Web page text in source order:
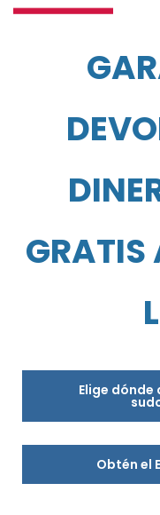
GRATIS
Elige
Obtén el